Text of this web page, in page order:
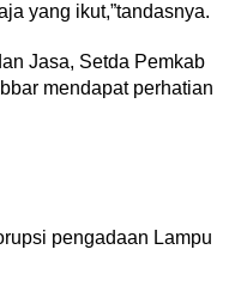
yang ikut,”tandasnya.
Jasa, Setda Pemkab
mendapat perhatian
pengadaan Lampu